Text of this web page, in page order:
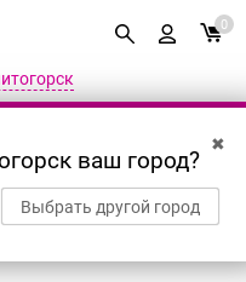
0
✖
ваш город?
Выбрать другой город
черный,